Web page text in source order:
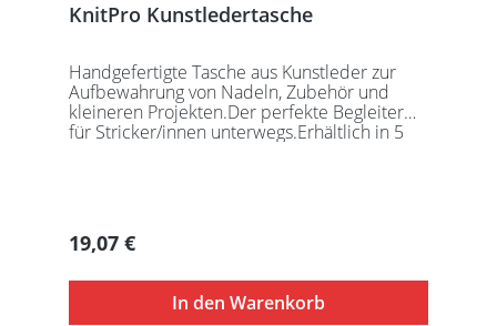
KnitPro Kunstledertasche
Handgefertigte Tasche aus Kunstleder zur
Aufbewahrung von Nadeln, Zubehör und
kleineren Projekten.Der perfekte Begleiter
für Stricker/innen unterwegs.Erhältlich in 5
Regulärer Preis:
19,07 €
In den Warenkorb